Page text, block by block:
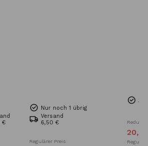
€
Nur noch 1 übrig
Versand
6,50 €
Regulärer Preis
20,